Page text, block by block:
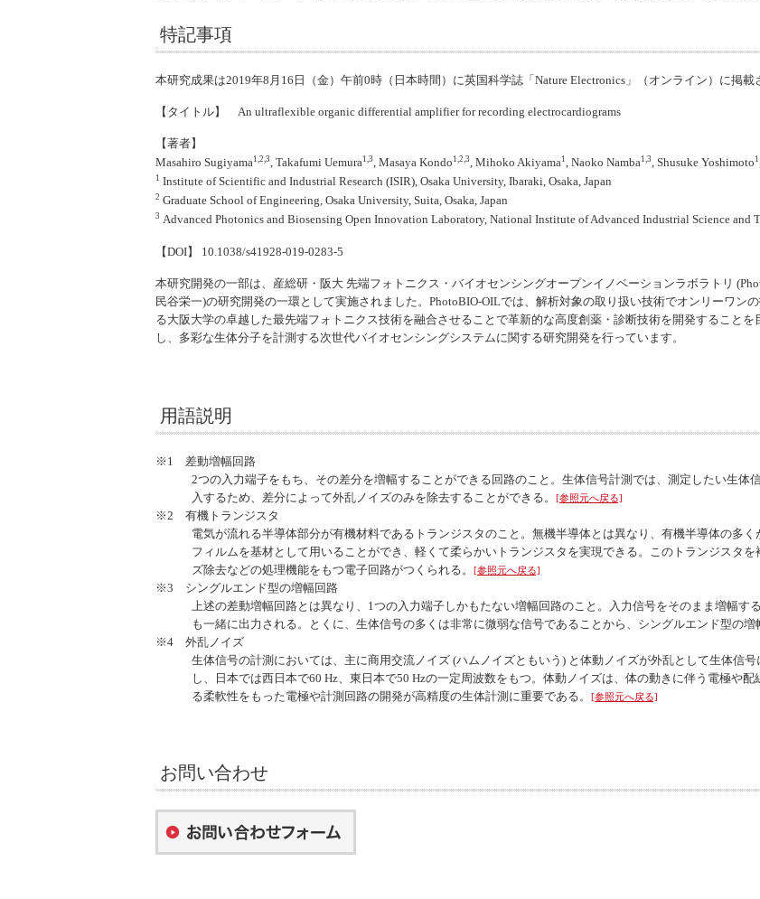
特記事項
本研究成果は2019年8月16日（金）午前0時（日本時間）に英国科学誌「Nature Electronics」（オンライン）に掲載
【タイトル】 An ultraflexible organic differential amplifier for recording electrocardiograms
【著者】
Masahiro Sugiyama 1,2,3 , Takafumi Uemura 1,3 , Masaya Kondo 1,2,3 , Mihoko Akiyama 1 , Naoko Namba 1,3 , Shusuke Yoshimoto 1
1 Institute of Scientific and Industrial Research (ISIR), Osaka University, Ibaraki, Osaka, Japan
2 Graduate School of Engineering, Osaka University, Suita, Osaka, Japan
3 Advanced Photonics and Biosensing Open Innovation Laboratory, National Institute of Advanced Industrial Science and
【DOI】 10.1038/s41928-019-0283-5
本研究開発の一部は、産総研・阪大 先端フォトニクス・バイオセンシングオープンイノベーションラボラトリ
民谷栄一)の研究開発の一環として実施されました。PhotoBIO-OILでは、解析対象の取り扱い技術でオンリーワン
る大阪大学の卓越した最先端フォトニクス技術を融合させることで革新的な高度創薬・診断技術を開発すること
し、多彩な生体分子を計測する次世代バイオセンシングシステムに関する研究開発を行っています。
用語説明
※1 差動増幅回路
2つの入力端子をもち、その差分を増幅することができる回路のこと。生体信号計測では、測定したい生体
入するため、差分によって外乱ノイズのみを除去することができる。
[参照元へ戻る]
※2 有機トランジスタ
電気が流れる半導体部分が有機材料であるトランジスタのこと。無機半導体とは異なり、有機半導体の多
フィルムを基材として用いることができ、軽くて柔らかいトランジスタを実現できる。このトランジスタ
ズ除去などの処理機能をもつ電子回路がつくられる。
[参照元へ戻る]
※3 シングルエンド型の増幅回路
上述の差動増幅回路とは異なり、1つの入力端子しかもたない増幅回路のこと。入力信号をそのまま増幅
も一緒に出力される。とくに、生体信号の多くは非常に微弱な信号であることから、シングルエンド型の増
※4 外乱ノイズ
生体信号の計測においては、主に商用交流ノイズ (ハムノイズともいう) と体動ノイズが外乱として生体信
し、日本では西日本で60 Hz、東日本で50 Hzの一定周波数をもつ。体動ノイズは、体の動きに伴う電極や
る柔軟性をもった電極や計測回路の開発が高精度の生体計測に重要である。
[参照元へ戻る]
お問い合わせ